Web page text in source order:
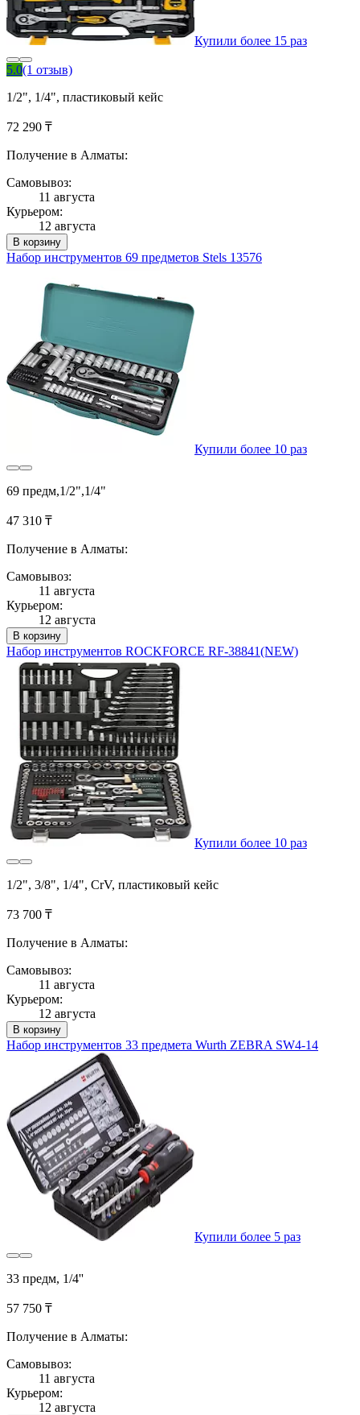
Купили более 15 раз
5.0(1 отзыв)
1/2", 1/4", пластиковый кейс
72 290 ₸
Получение в Алматы:
Самовывоз:
11 августа
Курьером:
12 августа
В корзину
Набор инструментов 69 предметов Stels 13576
Купили более 10 раз
69 предм,1/2",1/4"
47 310 ₸
Получение в Алматы:
Самовывоз:
11 августа
Курьером:
12 августа
В корзину
Набор инструментов ROCKFORCE RF-38841(NEW)
Купили более 10 раз
1/2", 3/8", 1/4", CrV, пластиковый кейс
73 700 ₸
Получение в Алматы:
Самовывоз:
11 августа
Курьером:
12 августа
В корзину
Набор инструментов 33 предмета Wurth ZEBRA SW4-14
Купили более 5 раз
33 предм, 1/4''
57 750 ₸
Получение в Алматы:
Самовывоз:
11 августа
Курьером:
12 августа